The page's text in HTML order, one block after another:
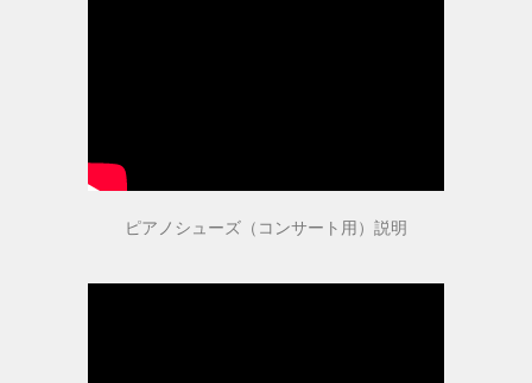
ピアノシューズ（コンサート用）説明